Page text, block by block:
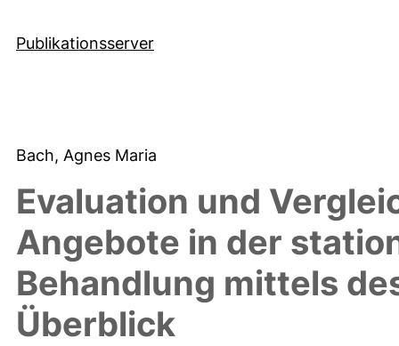
Publikationsserver
Bach, Agnes Maria
Evaluation und
Angebote in der
Behandlung mittels
Überblick